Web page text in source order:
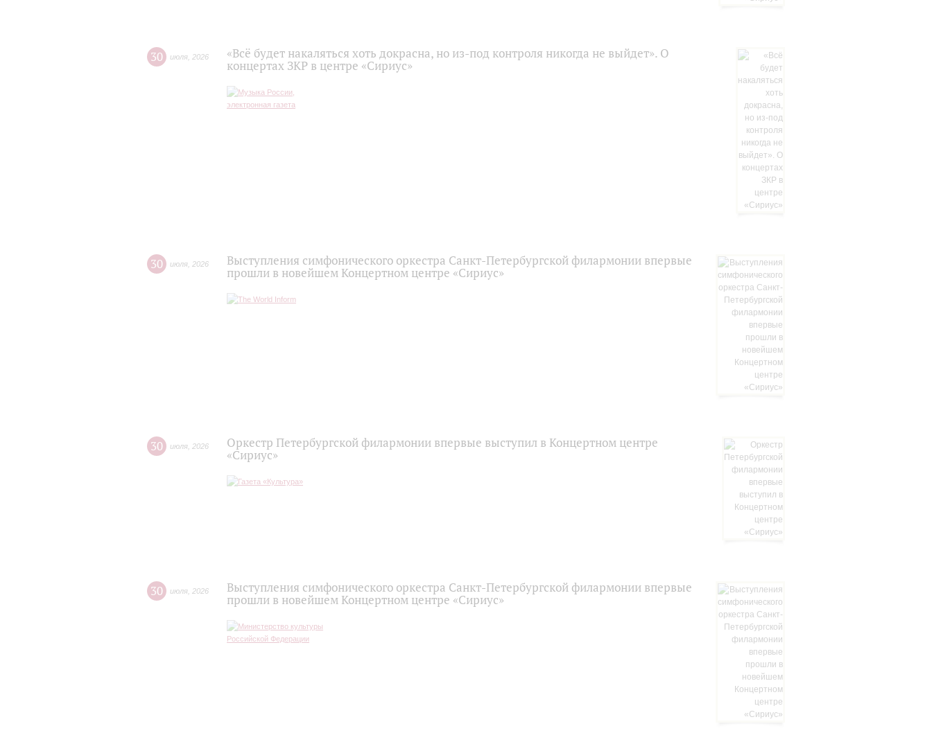
30 июля 2026
«Всё будет накаляться хоть докрасна, но из-под контроля никогда не выйдет». О
концертах ЗКР в центре «Сириус»
30 июля 2026
Выступления симфонического оркестра Санкт-Петербургской филармонии впервые
прошли в новейшем Концертном центре «Сириус»
30 июля 2026
Оркестр Петербургской филармонии впервые выступил в Концертном центре
«Сириус»
30 июля 2026
Выступления симфонического оркестра Санкт-Петербургской филармонии впервые
прошли в новейшем Концертном центре «Сириус»